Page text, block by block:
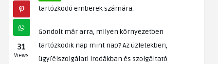
31
Views
tartózkodó emberek számára.
Gondolt már arra, milyen környezetben
tartózkodik nap mint nap? Az üzletekben,
ügyfélszolgálati irodákban és szolgáltató